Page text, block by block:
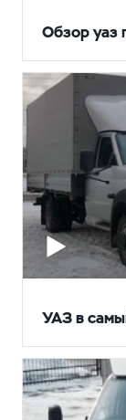
Обзор уаз
УАЗ в